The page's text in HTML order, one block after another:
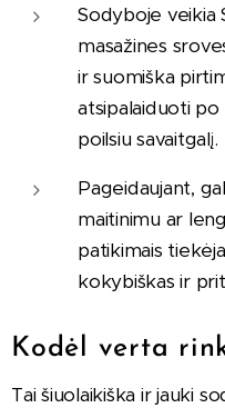
Sodyboje veikia
masažines
ir suomiška
atsipalaiduoti
poilsiu savaitgalį.
Pageidaujant,
maitinimu ar
patikimais
kokybiškas ir
Kodėl verta
Tai šiuolaikiška ir jauki